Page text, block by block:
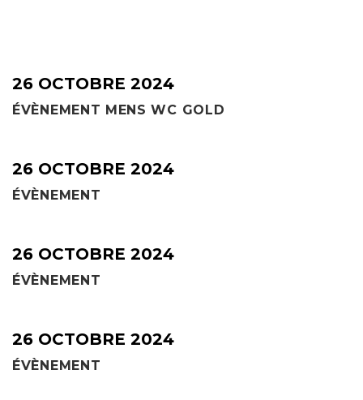
26 OCTOBRE 2024
ÉVÈNEMENT MENS WC GOLD
26 OCTOBRE 2024
ÉVÈNEMENT
26 OCTOBRE 2024
ÉVÈNEMENT
26 OCTOBRE 2024
ÉVÈNEMENT